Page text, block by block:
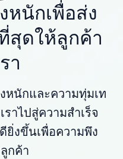
หนักเพื่อส่ง
สุดให้ลูกค้า
า
หนักและความทุ่มเท
าไปสู่ความสำเร็จ
ยิ่งขึ้นเพื่อความพึง
กค้า